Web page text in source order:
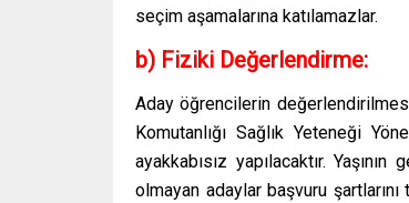
seçim aşamalarına katılamazlar.
b) Fiziki Değerlendirme:
Aday öğrencilerin
Komutanlığı Sağlık Yeteneği
ayakkabısız yapılacaktır.
olmayan adaylar başvuru şartlarını